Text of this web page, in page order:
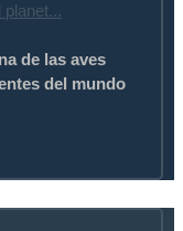
de las aves
del mundo